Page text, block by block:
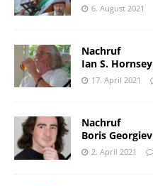
6. August 2021
Nachruf
Ian S. Hornsey
17. April 2021
Nachruf
Boris Georgiev
2. April 2021